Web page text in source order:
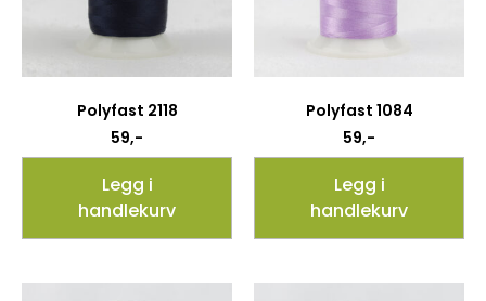
Polyfast 2118
59,-
Legg i
handlekurv
Polyfast 1084
59,-
Legg i
handlekurv